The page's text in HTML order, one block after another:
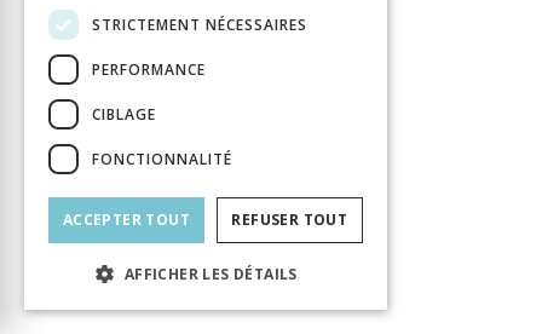
Format
14.8 x 22.5
Type de livre
STRICTEMENT NÉCESSAIRES
PERFORMANCE
CIBLAGE
FONCTIONNALITÉ
ACCEPTER TOUT REFUSER TOUT
AFFICHER LES DÉTAILS